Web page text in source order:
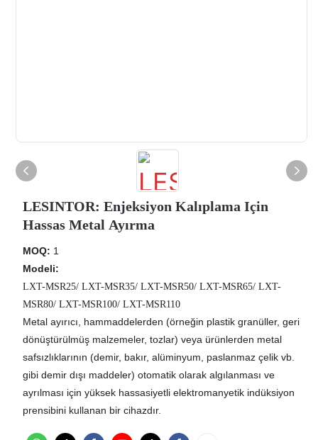
LESINTOR: Enjeksiyon Kalıplama Için
Hassas Metal Ayırma
MOQ: 1
Modeli:
LXT-MSR25/ LXT-MSR35/ LXT-MSR50/ LXT-MSR65/ LXT-
MSR80/ LXT-MSR100/ LXT-MSR110
Metal ayırıcı, hammaddelerden (örneğin plastik granüller, geri
dönüştürülmüş malzemeler, tozlar) veya ürünlerden metal
safsızlıklarının (demir, bakır, alüminyum, paslanmaz çelik vb.
gibi demir dışı maddeler) otomatik olarak algılanması ve
ayrılması için yüksek hassasiyetli elektromanyetik indüksiyon
prensibini kullanan bir cihazdır.